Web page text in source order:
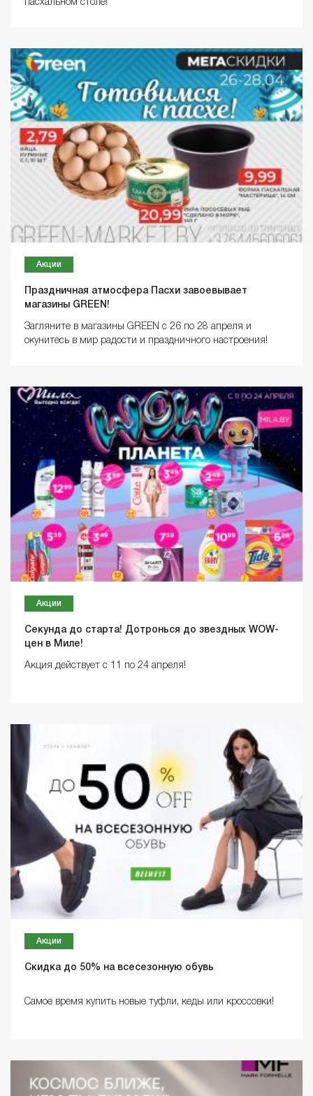
пасхальном столе!
Акции
Праздничная атмосфера Пасхи завоевывает
магазины GREEN!
Загляните в магазины GREEN с 26 по 28 апреля и
окунитесь в мир радости и праздничного настроения!
Акции
Секунда до старта! Дотронься до звездных WOW-
цен в Миле!
Акция действует с 11 по 24 апреля!
Акции
Скидка до 50% на всесезонную обувь
Самое время купить новые туфли, кеды или кроссовки!